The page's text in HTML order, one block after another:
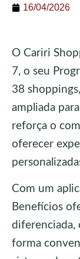
16/04/2026
O Cariri
7, o seu
38
ampliada
reforça o
oferecer
Com um
Benefícios
diferenciada,
forma